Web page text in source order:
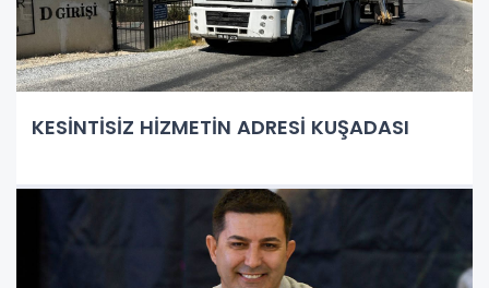
KESİNTİSİZ HİZMETİN ADRESİ KUŞADASI